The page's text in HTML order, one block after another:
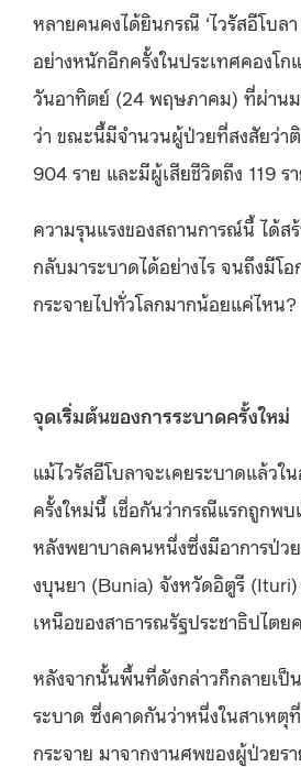
หลายคนคงได้ยินกรณี ‘ไวรัสอีโบล
อย่างหนักอีกครั้งในประเทศคองโก
วันอาทิตย์ (24 พฤษภาคม) ที่ผ่านม
ว่า ขณะนี้มีจำนวนผู้ป่วยที่สงสัยว่าติ
904 ราย และมีผู้เสียชีวิตถึง 119 ร
ความรุนแรงของสถานการณ์นี้ ได้ส
กลับมาระบาดได้อย่างไร จนถึงมีโ
กระจายไปทั่วโลกมากน้อยแค่ไหน?
จุดเริ่มต้นของการระบาดครั้งใหม่
แม้ไวรัสอีโบลาจะเคยระบาดแล้ว
ครั้งใหม่นี้ เชื่อกันว่ากรณีแรกถูกพ
หลังพยาบาลคนหนึ่งซึ่งมีอาการป่ว
งบุนยา (Bunia) จังหวัดอิตูรี (Ituri)
เหนือของสาธารณรัฐประชาธิปไตย
หลังจากนั้นพื้นที่ดังกล่าวก็กลายเป็
ระบาด ซึ่งคาดกันว่าหนึ่งในสาเหตุ
กระจาย มาจากงานศพของผู้ป่วยร